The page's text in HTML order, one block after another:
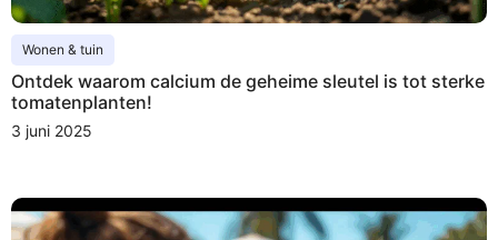
Wonen & tuin
Ontdek waarom calcium de geheime sleutel is tot sterke
tomatenplanten!
3 juni 2025